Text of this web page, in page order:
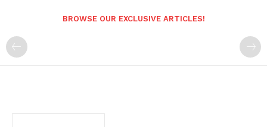
BROWSE OUR EXCLUSIVE ARTICLES!